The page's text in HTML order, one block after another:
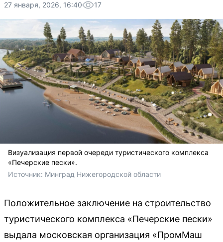
27 января, 2026, 16:40 17
Визуализация первой очереди туристического комплекса
«Печерские пески».
Источник: Минград Нижегородской области
Положительное заключение на строительство
туристического комплекса «Печерские пески»
выдала московская организация «ПромМаш